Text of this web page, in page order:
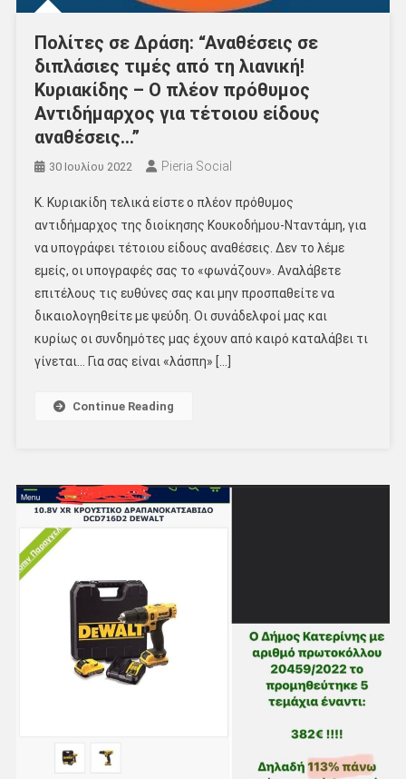
Πολίτες σε Δράση: “Αναθέσεις σε
διπλάσιες τιμές από τη λιανική!
Κυριακίδης – Ο πλέον πρόθυμος
Αντιδήμαρχος για τέτοιου είδους
αναθέσεις…”
30 Ιουλίου 2022 Pieria Social
Κ. Κυριακίδη τελικά είστε ο πλέον πρόθυμος
αντιδήμαρχος της διοίκησης Κουκοδήμου-Νταντάμη, για
να υπογράφει τέτοιου είδους αναθέσεις. Δεν το λέμε
εμείς, οι υπογραφές σας το «φωνάζουν». Αναλάβετε
επιτέλους τις ευθύνες σας και μην προσπαθείτε να
δικαιολογηθείτε με ψεύδη. Οι συνάδελφοί μας και
κυρίως οι συνδημότες μας έχουν από καιρό καταλάβει τι
γίνεται… Για σας είναι «λάσπη» […]
Continue Reading